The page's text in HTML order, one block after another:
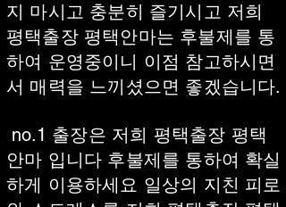
지 마시고 충분히 즐기시고 저희
평택출장 평택안마는 후불제를 통
하여 운영중이니 이점 참고하시면
서 매력을 느끼셨으면 좋겠습니다.
no.1 출장은 저희 평택출장 평택
안마 입니다 후불제를 통하여 확실
하게 이용하세요 일상의 지친 피로